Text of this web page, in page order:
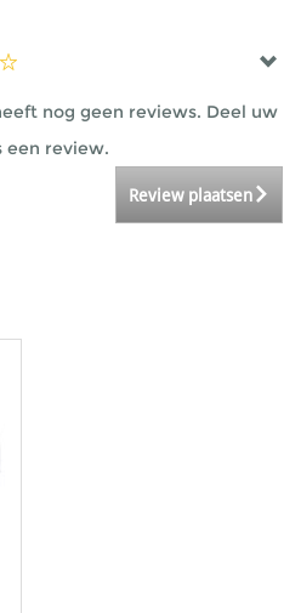
nog geen reviews. Deel uw
een review.
Review plaatsen